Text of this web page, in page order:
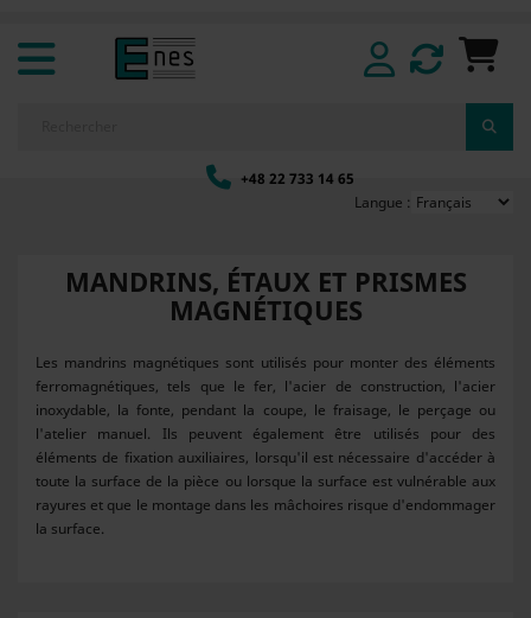
+48 22 733 14 65
Langue :
MANDRINS, ÉTAUX ET PRISMES
MAGNÉTIQUES
Les mandrins magnétiques sont utilisés pour monter des éléments
ferromagnétiques, tels que le fer, l'acier de construction, l'acier
inoxydable, la fonte, pendant la coupe, le fraisage, le perçage ou
l'atelier manuel. Ils peuvent également être utilisés pour des
éléments de fixation auxiliaires, lorsqu'il est nécessaire d'accéder à
toute la surface de la pièce ou lorsque la surface est vulnérable aux
rayures et que le montage dans les mâchoires risque d'endommager
la surface.